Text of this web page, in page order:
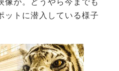
像が。どうやら今までも
ットに潜入している様子